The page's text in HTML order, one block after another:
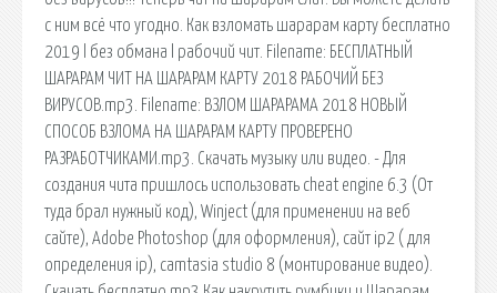
с ним всё что угодно. Как взломать шарарам карту бесплатно
2019 l без обмана l рабочий чит. Filename: БЕСПЛАТНЫЙ
ШАРАРАМ ЧИТ НА ШАРАРАМ КАРТУ 2018 РАБОЧИЙ БЕЗ
ВИРУСОВ.mp3. Filename: ВЗЛОМ ШАРАРАМА 2018 НОВЫЙ
СПОСОБ ВЗЛОМА НА ШАРАРАМ КАРТУ ПРОВЕРЕНО
РАЗРАБОТЧИКАМИ.mp3. Скачать музыку или видео. - Для
создания чита пришлось использовать cheat engine 6.3 (От
туда брал нужный код), Winject (для применении на веб
сайте), Adobe Photoshop (для оформления), сайт ip2 ( для
определения ip), camtasia studio 8 (монтирование видео).